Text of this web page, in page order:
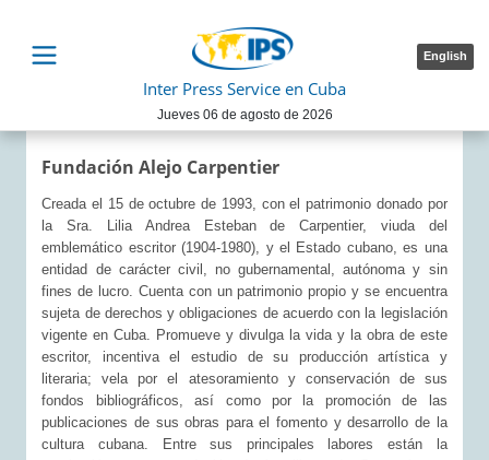
English
Inter Press Service en Cuba
Jueves 06 de agosto de 2026
Fundación Alejo Carpentier
Creada el 15 de octubre de 1993, con el patrimonio donado por
la Sra. Lilia Andrea Esteban de Carpentier, viuda del
emblemático escritor (1904-1980), y el Estado cubano, es una
entidad de carácter civil, no gubernamental, autónoma y sin
fines de lucro. Cuenta con un patrimonio propio y se encuentra
sujeta de derechos y obligaciones de acuerdo con la legislación
vigente en Cuba. Promueve y divulga la vida y la obra de este
escritor, incentiva el estudio de su producción artística y
literaria; vela por el atesoramiento y conservación de sus
fondos bibliográficos, así como por la promoción de las
publicaciones de sus obras para el fomento y desarrollo de la
cultura cubana. Entre sus principales labores están la